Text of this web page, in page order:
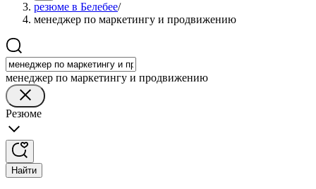
резюме в Белебее/
менеджер по маркетингу и продвижению
менеджер по маркетингу и продвижению
Резюме
Найти